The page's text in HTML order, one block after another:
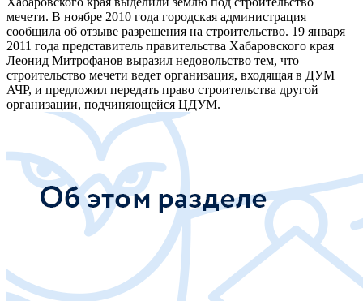
мечети. В ноябре 2010 года городская администрация
сообщила об отзыве разрешения на строительство. 19 января
2011 года представитель правительства Хабаровского края
Леонид Митрофанов выразил недовольство тем, что
строительство мечети ведет организация, входящая в ДУМ
АЧР, и предложил передать право строительства другой
организации, подчиняющейся ЦДУМ.